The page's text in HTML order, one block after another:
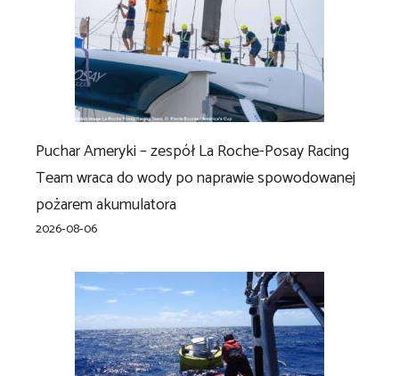
Puchar Ameryki – zespół La Roche-Posay Racing
Team wraca do wody po naprawie spowodowanej
pożarem akumulatora
2026-08-06